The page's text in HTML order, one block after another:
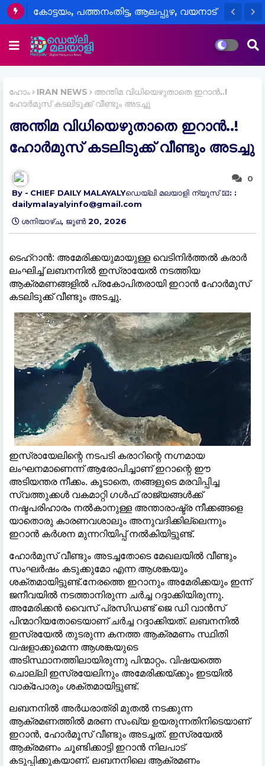
കോട്ടയം, പത്തനംതിട്ട, ആലപ്പുഴ, വയനാട്
സ്ഥാപനങ്ങൾക്ക് നാളെ അവധി
ഓഗസറ്റ് 15 മുതല്‍ സംസ്ഥാനത്തെ
ഹോം IRAN NEWS
അന്തിമ വിധിയെഴുതാതെ ഇറാൻ..!
ഹോർമുസ് കടലിടുക്ക് വീണ്ടും അടച്ചു
അന്തിമ വിധിയെഴുതാതെ ഇറാൻ..!
ഹോർമുസ് കടലിടുക്ക് വീണ്ടും അടച്ചു
0
CHIEF DAILY MALAYALYഡെയ്‌ലി മലയാളി ന്യൂസ് 📧: :
dailymalayalyinfo@gmail.com
ശനിയാഴ്‌ച, ജൂൺ 20, 2026
ടെഹ്റാൻ: അമേരിക്കയുമായുള്ള വെടിനിർത്തൽ കരാർ
ലംഘിച്ച് ലബനനിൽ ഇസ്രായേൽ നടത്തിയ
ആക്രമണങ്ങളിൽ പ്രകോപിതരായി ഇറാൻ ഹോർമുസ്
കടലിടുക്ക് വീണ്ടും അടച്ചു.
ഇസ്രായേലിന്റെ നടപടി കരാറിന്റെ നഗ്നമായ
ലംഘനമാണെന്ന് ആരോപിച്ചാണ് ഇറാന്റെ ഈ
അടിയന്തര നീക്കം. കൂടാതെ, തങ്ങളുടെ മരവിപ്പിച്ച
സ്വത്തുക്കൾ വകമാറ്റി ഗൾഫ് രാജ്യങ്ങൾക്ക്
നഷ്ടപരിഹാരം നൽകാനുള്ള അന്താരാഷ്ട്ര നീക്കങ്ങളെ
യാതൊരു കാരണവശാലും അനുവദിക്കില്ലെന്നും
ഇറാൻ കർശന മുന്നറിയിപ്പ് നൽകിയിട്ടുണ്ട്.
ഹോർമുസ് വീണ്ടും അടച്ചതോടെ മേഖലയിൽ വീണ്ടും
സംഘർഷം കടുക്കുമോ എന്ന ആശങ്കയും
ശക്തമായിട്ടുണ്ട്.നേരത്തെ ഇറാനും അമേരിക്കയും ഇന്ന്
ജനീവയിൽ നടത്താനിരുന്ന ചർച്ച റദ്ദാക്കിയിരുന്നു.
അമേരിക്കൻ വൈസ് പ്രസിഡണ്ട് ജെ ഡി വാൻസ്
പിന്മാറിയതോടെയാണ് ചർച്ച റദ്ദാക്കിയത്. ലബനനിൽ
ഇസ്രയേൽ തുടരുന്ന കനത്ത ആക്രമണം സ്ഥിതി
വഷളാക്കുമെന്ന ആശങ്കയുടെ
അടിസ്ഥാനത്തിലായിരുന്നു പിന്മാറ്റം. വിഷയത്തെ
ചൊല്ലി ഇസ്രയേലിനും അമേരിക്കയ്ക്കും ഇടയിൽ
വാക്പോരും ശക്തമായിട്ടുണ്ട്.
ലബനനിൽ അർധരാത്രി മുതൽ നടക്കുന്ന
ആക്രമണത്തിൽ മരണ സംഖ്യ ഉയരുന്നതിനിടെയാണ്
ഇറാൻ, ഹോർമൂസ് വീണ്ടും അടച്ചത്. ഇസ്രയേൽ
ആക്രമണം ചൂണ്ടിക്കാട്ടി ഇറാൻ നിലപാട്
കടുപ്പിക്കുകയാണ്. ലബനനിലെ ആക്രമണം